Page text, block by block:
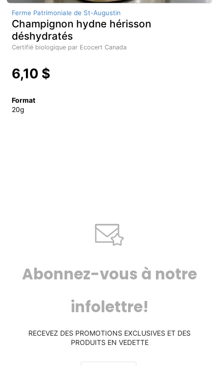
Ferme Patrimoniale de St-Augustin
Champignon hydne hérisson
déshydratés
Certifié biologique par Ecocert Canada
6,10 $
Format
20g
Abonnez-vous à notre
infolettre!
RECEVEZ DES PROMOTIONS EXCLUSIVES ET DES
PRODUITS EN VEDETTE